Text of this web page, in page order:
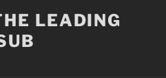
LEADING